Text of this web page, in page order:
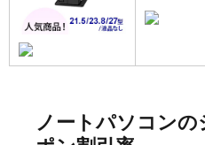
ノートパソコン